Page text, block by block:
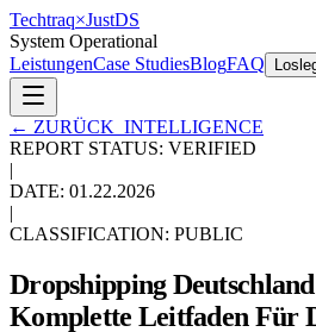
Techtraq×JustDS
System Operational
LeistungenCase StudiesBlogFAQ
← ZURÜCK_INTELLIGENCE
REPORT STATUS: VERIFIED
|
DATE: 01.22.2026
|
CLASSIFICATION: PUBLIC
Dropshipping
Komplette Leitfaden Für